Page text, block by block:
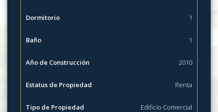
Dormitorio 1
Baño 1
Año de Construcción 2010
Estatus de Propiedad Renta
Tipo de Propiedad Edificio Comercial